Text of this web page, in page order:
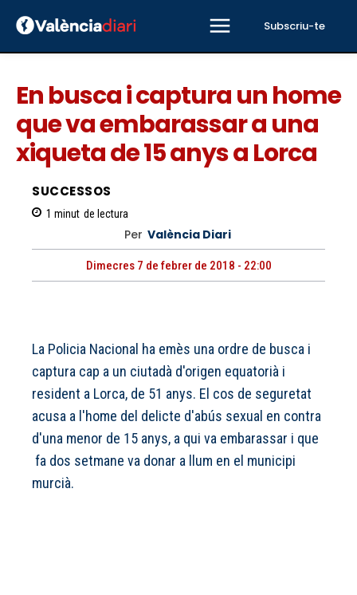
Subscriu-te
En busca i captura un home
que va embarassar a una
xiqueta de 15 anys a Lorca
SUCCESSOS
1 minut de lectura
Per València Diari
Dimecres 7 de febrer de 2018 - 22:00
La Policia Nacional ha emès una ordre de busca i
captura cap a un ciutadà d'origen equatorià i
resident a Lorca, de 51 anys. El cos de seguretat
acusa a l'home del delicte d'abús sexual en contra
d'una menor de 15 anys, a qui va embarassar i que
fa dos setmane va donar a llum en el municipi
murcià.